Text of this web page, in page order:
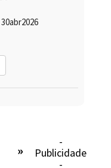
»
-
Publicidade
-